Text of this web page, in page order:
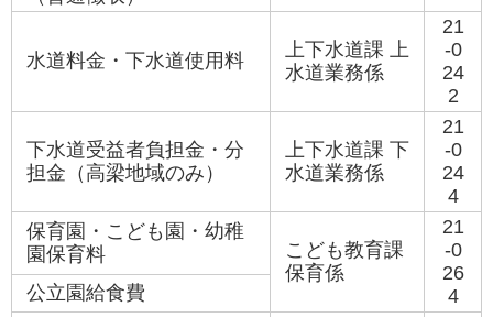
水道料金・下水道使用料
上下水道課 上
水道業務係
21
-0
24
2
下水道受益者負担金・分
担金（高梁地域のみ）
上下水道課 下
水道業務係
21
-0
24
4
保育園・こども園・幼稚
園保育料
こども教育課
保育係
21
-0
26
4
公立園給食費